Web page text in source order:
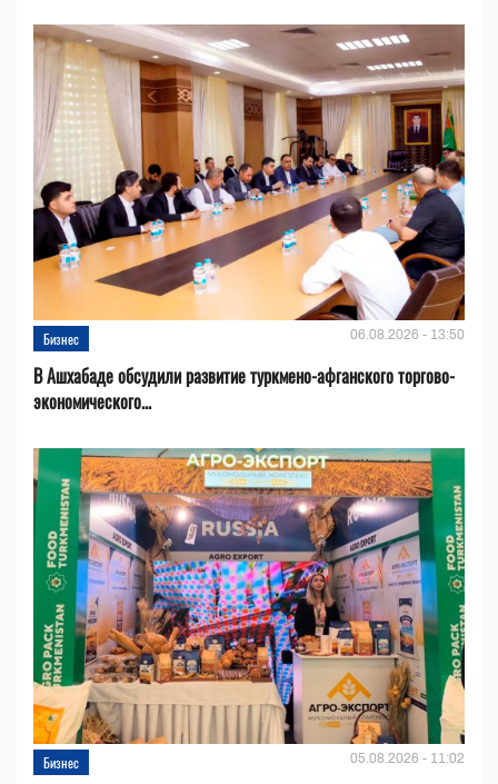
Бизнес 06.08.2026 - 13:50
В Ашхабаде обсудили развитие туркмено-афганского торгово-
экономического...
Бизнес 05.08.2026 - 11:02